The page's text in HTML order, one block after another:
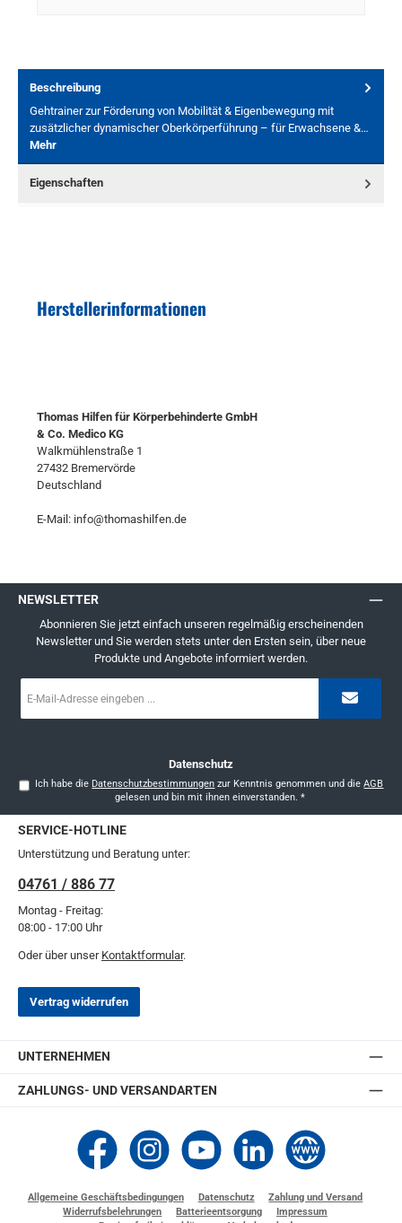
Beschreibung
Gehtrainer zur Förderung von Mobilität & Eigenbewegung mit
zusätzlicher dynamischer Oberkörperführung – für Erwachsene &…
Mehr
Eigenschaften
Herstellerinformationen
Thomas Hilfen für Körperbehinderte GmbH
& Co. Medico KG
Walkmühlenstraße 1
27432 Bremervörde
Deutschland
E-Mail: info@thomashilfen.de
NEWSLETTER
Abonnieren Sie jetzt einfach unseren regelmäßig erscheinenden
Newsletter und Sie werden stets unter den Ersten sein, über neue
Produkte und Angebote informiert werden.
Mail-
Datenschutz
Ich habe die Datenschutzbestimmungen zur Kenntnis genommen und dieAGB
gelesen und bin mit ihnen einverstanden. *
SERVICE-HOTLINE
Unterstützung und Beratung unter:
04761 / 886 77
Montag - Freitag:
08:00 - 17:00 Uhr
Oder über unser Kontaktformular.
Vertrag widerrufen
UNTERNEHMEN
ZAHLUNGS- UND VERSANDARTEN
Thomashilfen bei Facebook
Thomashilfen bei Instagram
Thomashilfen bei YouTube
Thomashilfen bei LinkedIn
Zur Website von
Allgemeine Geschäftsbedingungen Datenschutz
Zahlung und Versand
Widerrufsbelehrungen
Batterieentsorgung
Impressum